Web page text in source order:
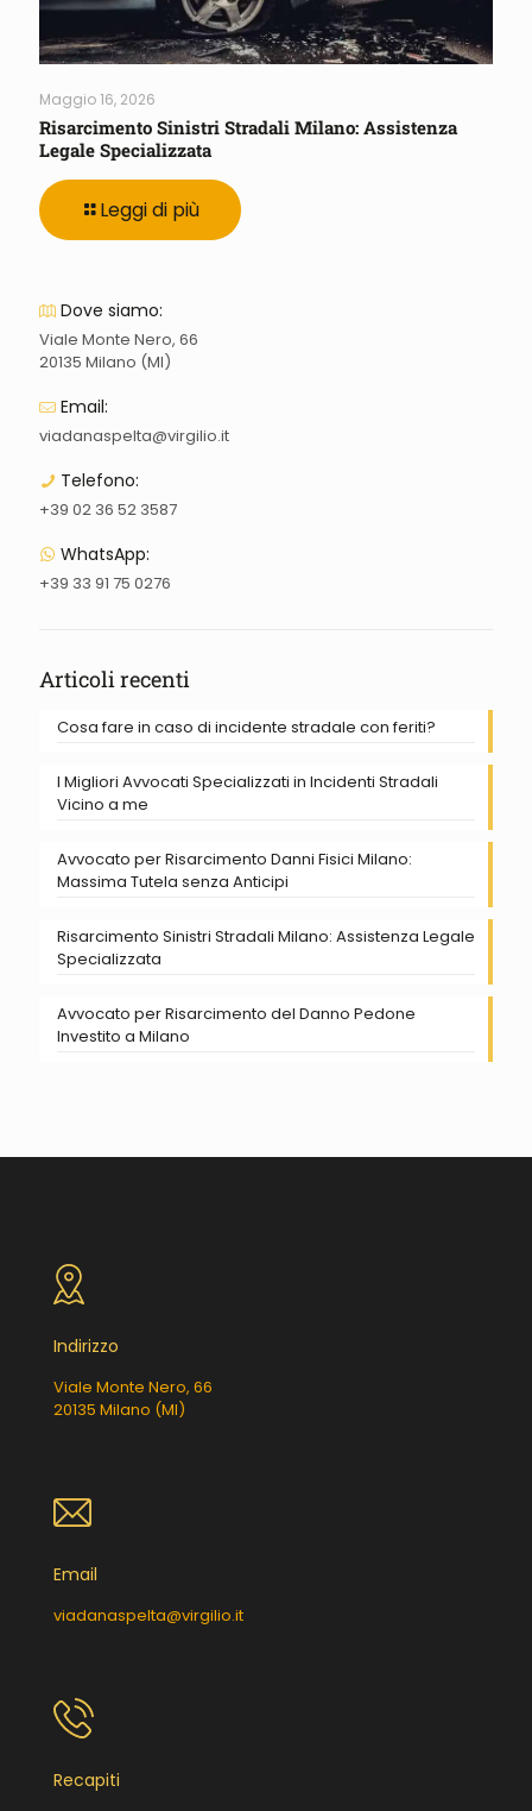
Maggio 16, 2026
Risarcimento Sinistri Stradali Milano: Assistenza
Legale Specializzata
Leggi di più
Dove siamo:
Viale Monte Nero, 66
20135 Milano (MI)
Email:
viadanaspelta@virgilio.it
Telefono:
+39 02 36 52 3587
WhatsApp:
+39 33 91 75 0276
Articoli recenti
Cosa fare in caso di incidente stradale con feriti?
I Migliori Avvocati Specializzati in Incidenti Stradali
Vicino a me
Avvocato per Risarcimento Danni Fisici Milano:
Massima Tutela senza Anticipi
Risarcimento Sinistri Stradali Milano: Assistenza Legale
Specializzata
Avvocato per Risarcimento del Danno Pedone
Investito a Milano
Indirizzo
Viale Monte Nero, 66
20135 Milano (MI)
Email
viadanaspelta@virgilio.it
Recapiti